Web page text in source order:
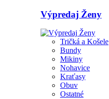
Výpredaj Ženy
Tričká a Košele
Bundy
Mikiny
Nohavice
Kraťasy
Obuv
Ostatné